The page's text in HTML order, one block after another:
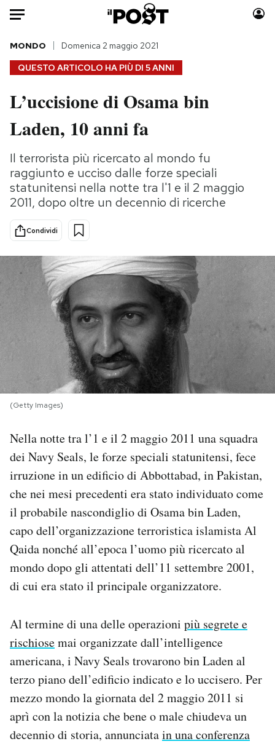
Auto
HOME
Italia
Politica
Tecnologia
Internet
Scienza
Cultura
Economia
Moda
Storie/Idee
Ok Boomer!
Media
Europa
PODCAST
NEWSLETTER
I MIEI PREFERITI
CALENDARIO
AREA PERSONALE
Area Personale
Newsletter
Regala il Post
Hai bisogno di aiuto?
QUESTO ARTICOLO HA PIÙ DI 5 ANNI
MONDO Domenica 2 maggio 2021
L’uccisione di Osama bin
Laden, 10 anni fa
Il terrorista più ricercato al mondo fu
raggiunto e ucciso dalle forze speciali
statunitensi nella notte tra l'1 e il 2 maggio
2011, dopo oltre un decennio di ricerche
Condividi
(Getty Images)
Nella notte tra l’1 e il 2 maggio 2011 una squadra
dei Navy Seals, le forze speciali statunitensi, fece
irruzione in un edificio di Abbottabad, in Pakistan,
che nei mesi precedenti era stato individuato come
il probabile nascondiglio di Osama bin Laden,
capo dell’organizzazione terroristica islamista Al
Qaida nonché all’epoca l’uomo più ricercato al
mondo dopo gli attentati dell’11 settembre 2001,
di cui era stato il principale organizzatore.
Al termine di una delle operazioni più segrete e
rischiosemai organizzate dall’intelligence
americana, i Navy Seals trovarono bin Laden al
terzo piano dell’edificio indicato e lo uccisero. Per
mezzo mondo la giornata del 2 maggio 2011 si
aprì con la notizia che bene o male chiudeva un
decennio di storia, annunciatain una conferenza